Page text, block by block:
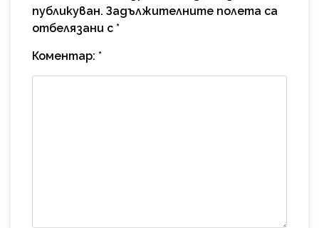
публикуван. Задължителните полета са
отбелязани с *
Коментар: *